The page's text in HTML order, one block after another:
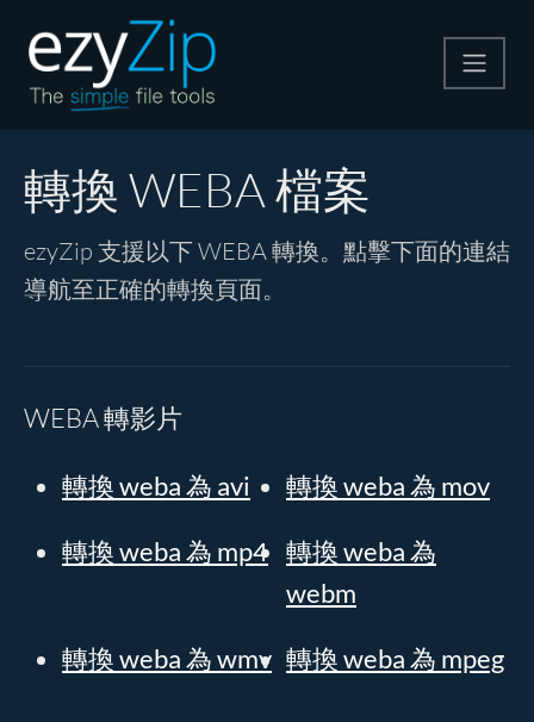
轉換 WEBA 檔案
ezyZip 支援以下 WEBA 轉換。點擊下面的連結
導航至正確的轉換頁面。
WEBA 轉影片
轉換 weba 為 avi 轉換 weba 為 mov
轉換 weba 為 mp4 轉換 weba 為
webm
轉換 weba 為 wmv 轉換 weba 為 mpeg